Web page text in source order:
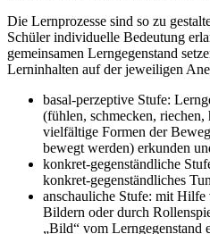
Die Lernprozesse sind so zu
Schüler individuelle Bedeutung
gemeinsamen Lerngegenstand
Lerninhalten auf der jeweiligen
basal-perzeptive Stufe:
(fühlen, schmecken, riechen,
vielfältige Formen der
bewegt werden) erkunden
konkret-gegenständliche
konkret-gegenständliches
anschauliche Stufe: mit
Bildern oder durch
„Bild“ vom Lerngegenstand